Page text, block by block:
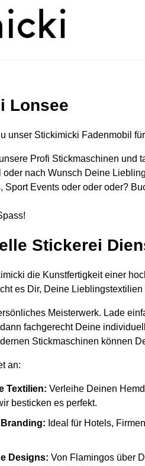
Lonsee
unser Stickimicki Fadenmobil
Profi Stickmaschinen
nach Wunsch Deine
Sport Events oder oder oder?
Stickerei
die Kunstfertigkeit einer
es Dir, Deine
Meisterwerk. Lade
fachgerecht Deine
Stickmaschinen können
an:
Textilien: Verleihe Deinen
besticken es perfekt.
Ideal für Hotels,
Designs: Von Flamingos über